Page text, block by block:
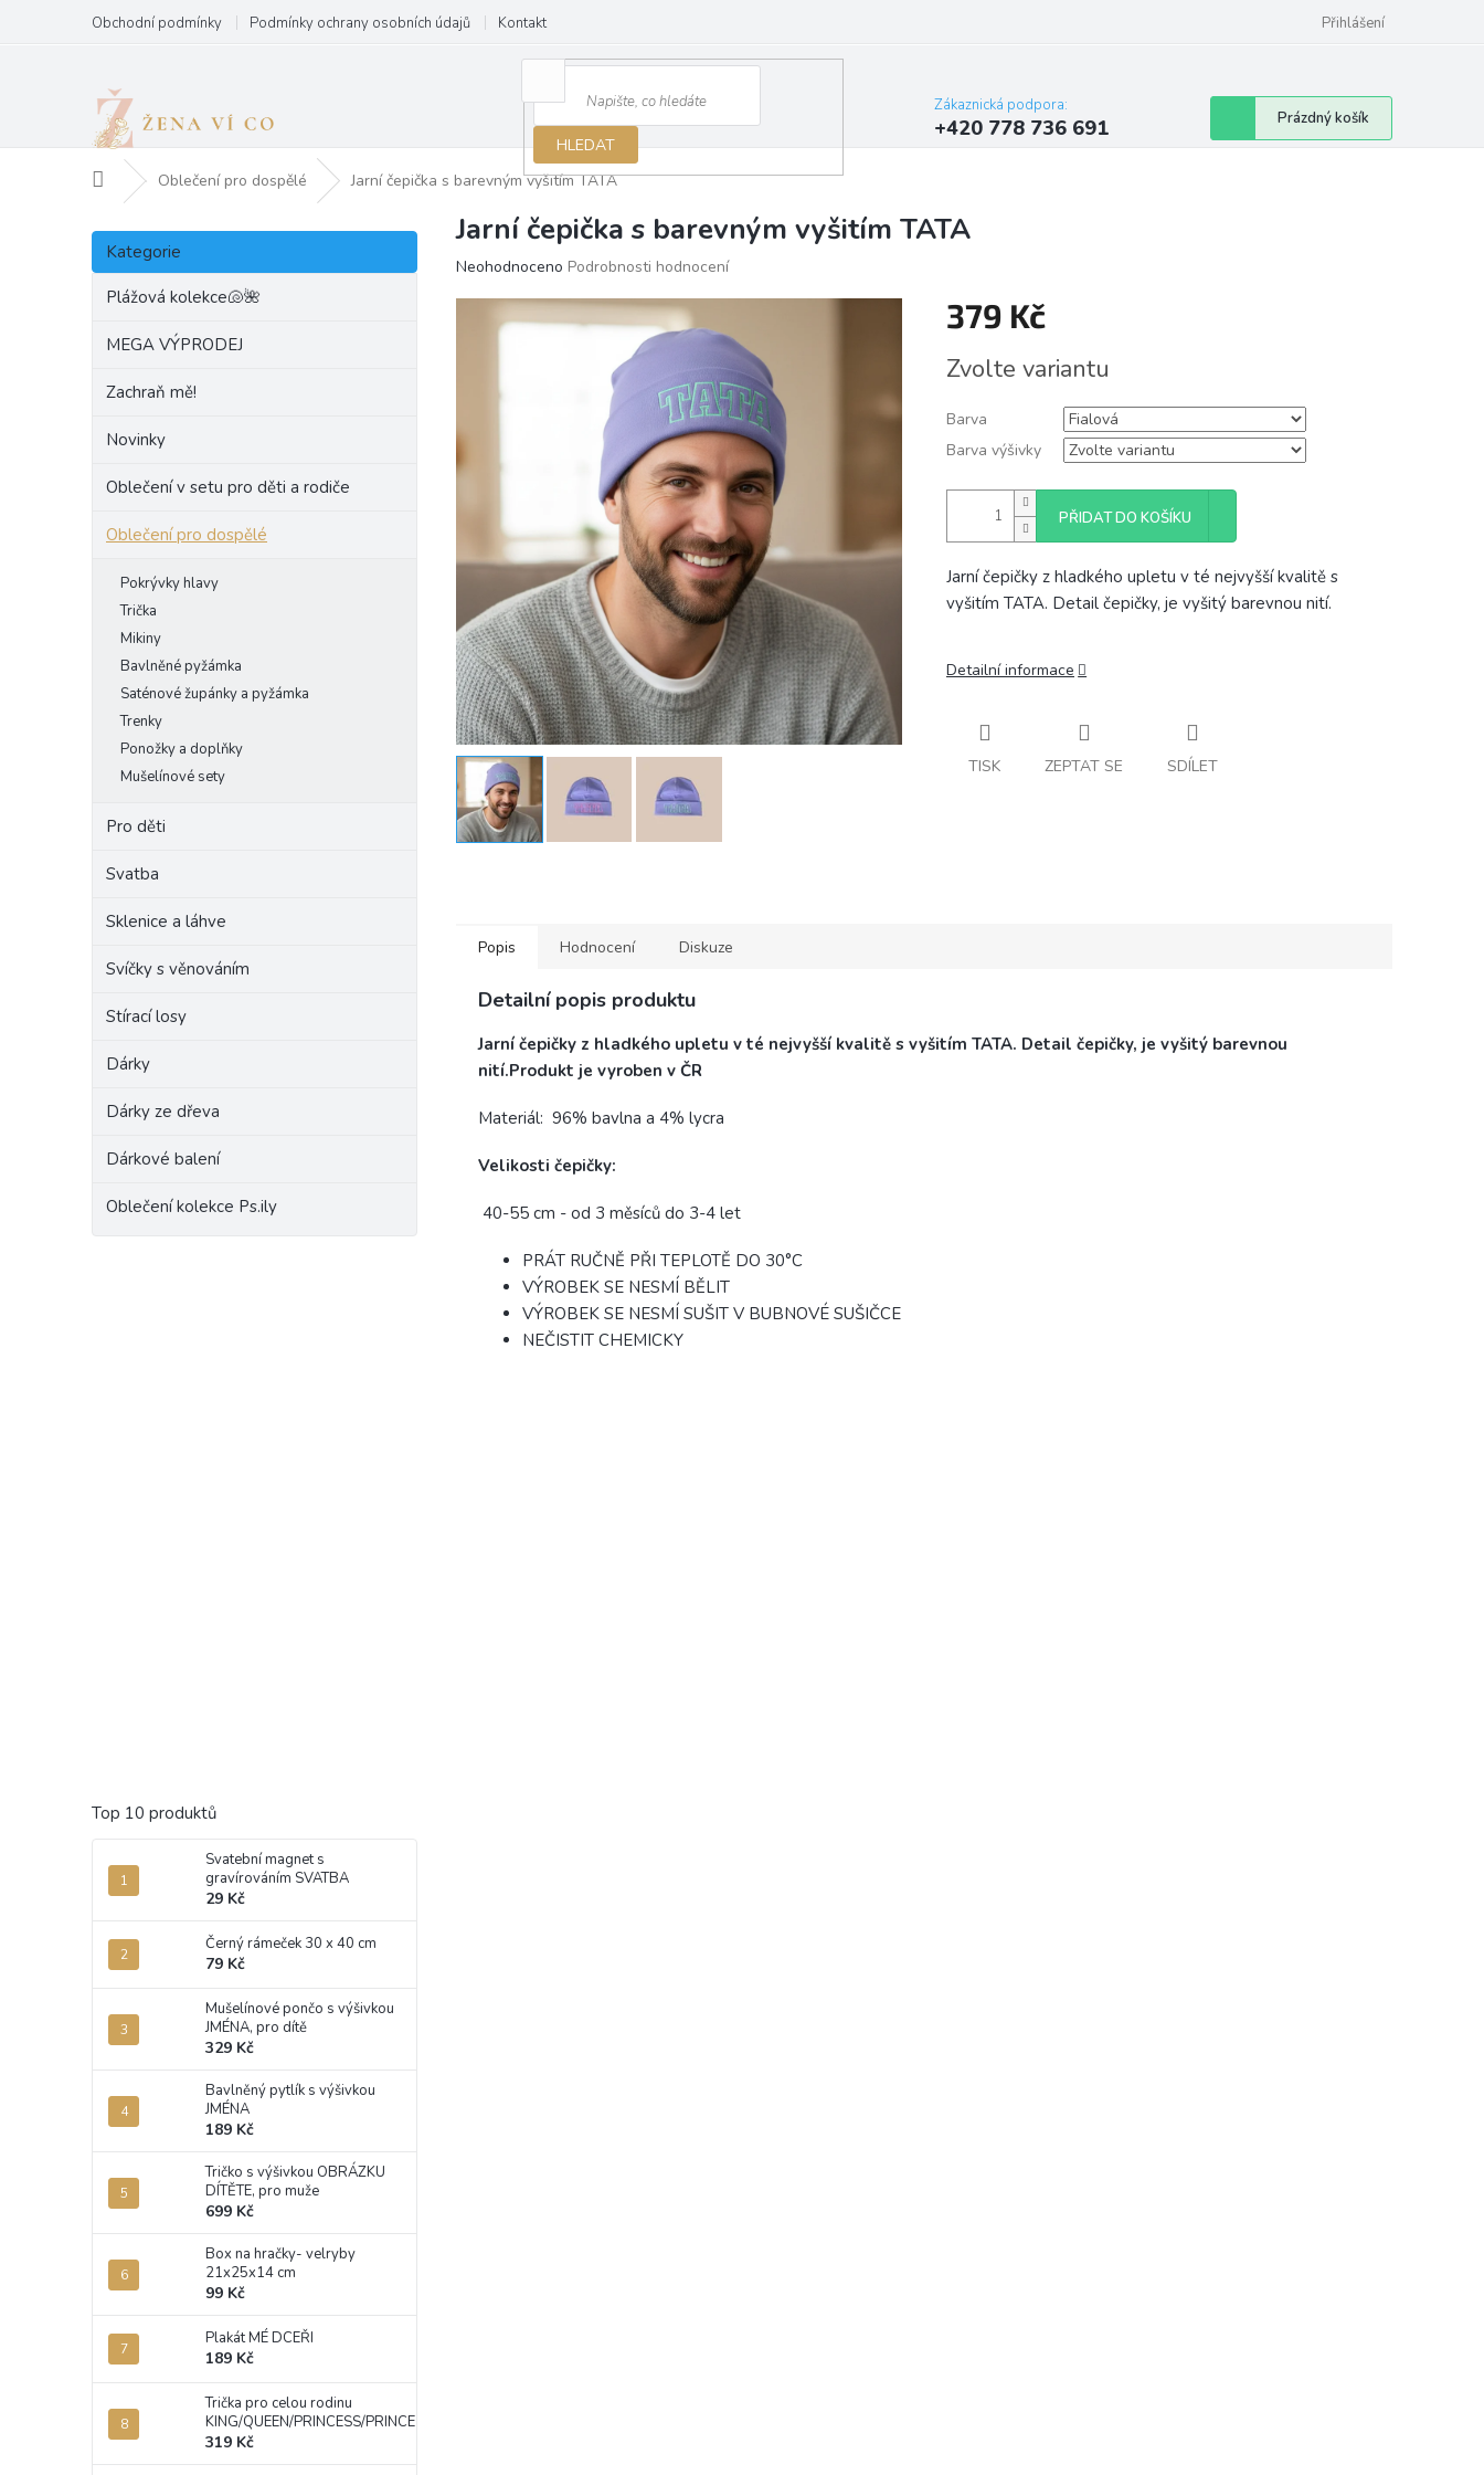
obsah
Obchodní podmínky Podmínky ochrany osobních údajů Kontakt Přihlášení
HLEDAT
Zákaznická podpora:
+420 778 736 691
Nákupní
košík
Prázdný košík
Domů Oblečení pro dospělé Jarní čepička s barevným vyšitím TATA
P
s
Přeskočit
kategorie
Kategorie
Plážová kolekce🐚🌺
MEGA VÝPRODEJ
Zachraň mě!
Novinky
Oblečení v setu pro děti a rodiče
Oblečení pro dospělé
Pokrývky hlavy
Trička
Mikiny
Bavlněné pyžámka
Saténové župánky a pyžámka
Trenky
Ponožky a doplňky
Mušelínové sety
Pro děti
Svatba
Sklenice a láhve
Svíčky s věnováním
Stírací losy
Dárky
Dárky ze dřeva
Dárkové balení
Oblečení kolekce Ps.ily
Top 10 produktů
Svatební magnet s
gravírováním SVATBA
29 Kč
Černý rámeček 30 x 40 cm
79 Kč
Mušelínové pončo s výšivkou
JMÉNA, pro dítě
329 Kč
Bavlněný pytlík s výšivkou
JMÉNA
189 Kč
Tričko s výšivkou OBRÁZKU
DÍTĚTE, pro muže
699 Kč
Box na hračky- velryby
21x25x14 cm
99 Kč
Plakát MÉ DCEŘI
189 Kč
Trička pro celou rodinu
KING/QUEEN/PRINCESS/PRINCE
319 Kč
Jarní čepička s barevným vyšitím TATA
Průměrné
produktu
Neohodnoceno Podrobnosti hodnocení
379 Kč
cena:
Zvolte variantu
Barva
Barva výšivky
PŘIDAT DO KOŠÍKU
Jarní čepičky z hladkého upletu v té nejvyšší kvalitě s
vyšitím TATA. Detail čepičky, je vyšitý barevnou nití.
Detailní informace
TISK ZEPTAT SE SDÍLET
Popis Hodnocení Diskuze
Detailní popis produktu
Jarní čepičky z hladkého upletu v té nejvyšší kvalitě s vyšitím TATA. Detail čepičky, je vyšitý barevnou
nití.Produkt je vyroben v ČR
Materiál: 96% bavlna a 4% lycra
Velikosti čepičky:
40-55 cm - od 3 měsíců do 3-4 let
PRÁT RUČNĚ PŘI TEPLOTĚ DO 30°C
VÝROBEK SE NESMÍ BĚLIT
VÝROBEK SE NESMÍ SUŠIT V BUBNOVÉ SUŠIČCE
NEČISTIT CHEMICKY